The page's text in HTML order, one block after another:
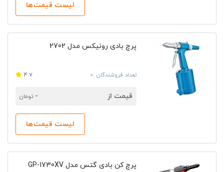
لیست قیمت‌ها
پرچ بادی رونیکس مدل 2702
تعداد فروشندگان :0 4.7
قیمت از - تومان
لیست قیمت‌ها
پرچ کن بادی گتس مدل GP-1730XV